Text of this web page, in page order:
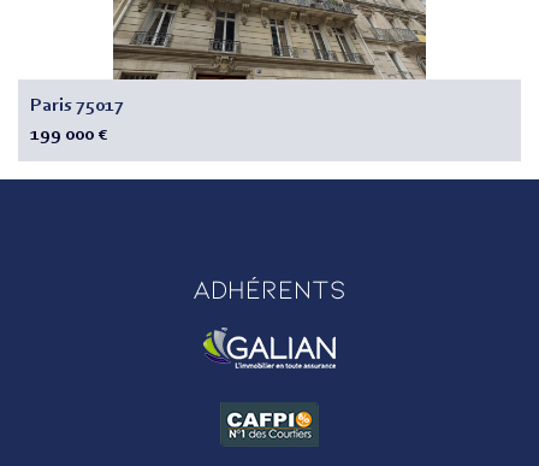
Paris 75017
199 000 €
Adhérents